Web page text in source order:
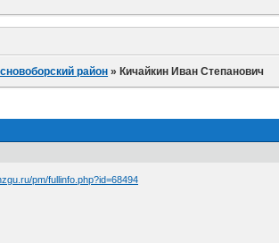
район » Кичайкин Иван Степанович
pm/fullinfo.php?id=68494